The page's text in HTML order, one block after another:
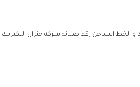
و الخط الساخن رقم صيانه شركه جنرال اليكتريك.